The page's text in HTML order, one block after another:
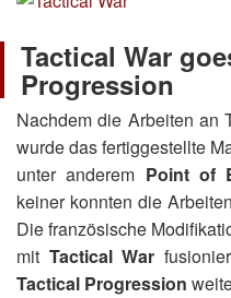
Tactical War
Progression
Nachdem die Arbeiten an
wurde das fertiggestellte
unter anderem Point of
keiner konnten die
Die französische
mit Tactical War
Tactical Progression